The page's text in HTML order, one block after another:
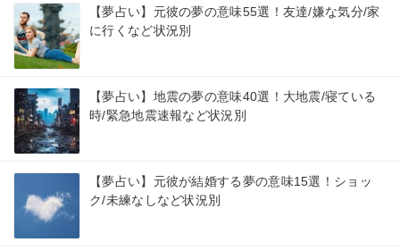
【夢占い】元彼の夢の意味55選！友達/嫌な気分/家
に行くなど状況別
【夢占い】地震の夢の意味40選！大地震/寝ている
時/緊急地震速報など状況別
【夢占い】元彼が結婚する夢の意味15選！ショッ
ク/未練なしなど状況別